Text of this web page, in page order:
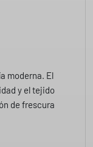
moderna. El
y el tejido
de frescura